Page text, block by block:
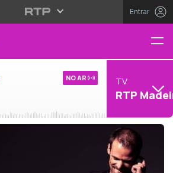
Entrar
NO AR TV
RTP